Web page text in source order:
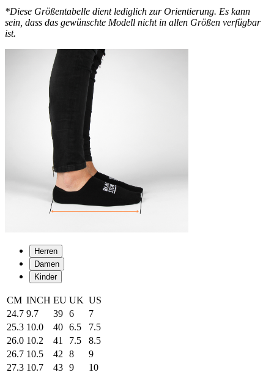
*Diese Größentabelle dient lediglich zur Orientierung. Es kann
sein, dass das gewünschte Modell nicht in allen Größen verfügbar
ist.
Herren
Damen
Kinder
CM INCH EU UK US
24.7 9.7 39 6
7
25.3 10.0 40 6.5
7.5
26.0 10.2 41 7.5
8.5
26.7 10.5 42 8
9
27.3 10.7 43 9
10